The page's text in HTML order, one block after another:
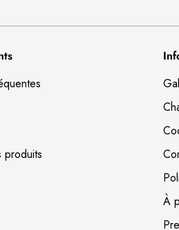
produits
À